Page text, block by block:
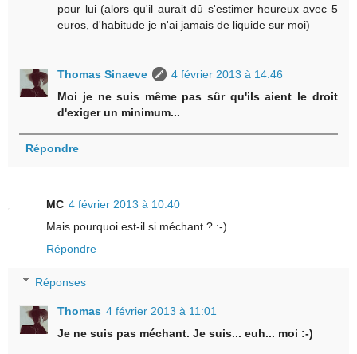
pour lui (alors qu'il aurait dû s'estimer heureux avec 5
euros, d'habitude je n'ai jamais de liquide sur moi)
Thomas Sinaeve
4 février 2013 à 14:46
Moi je ne suis même pas sûr qu'ils aient le droit
d'exiger un minimum...
Répondre
MC 4 février 2013 à 10:40
Mais pourquoi est-il si méchant ? :-)
Répondre
Réponses
Thomas 4 février 2013 à 11:01
Je ne suis pas méchant. Je suis... euh... moi :-)